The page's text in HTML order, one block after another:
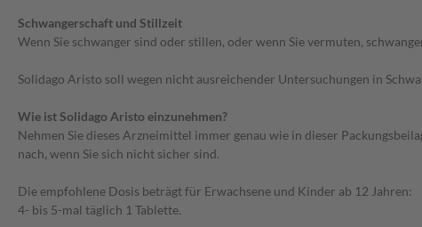
Schwangerschaft und Stillzeit
Wenn Sie schwanger sind oder stillen, oder wenn Sie vermuten,
Solidago Aristo soll wegen nicht ausreichender Untersuchungen in
Wie ist Solidago Aristo einzunehmen?
Nehmen Sie dieses Arzneimittel immer genau wie in dieser
nach, wenn Sie sich nicht sicher sind.
Die empfohlene Dosis beträgt für Erwachsene und Kinder ab 12 Jahren:
4- bis 5-mal täglich 1 Tablette.